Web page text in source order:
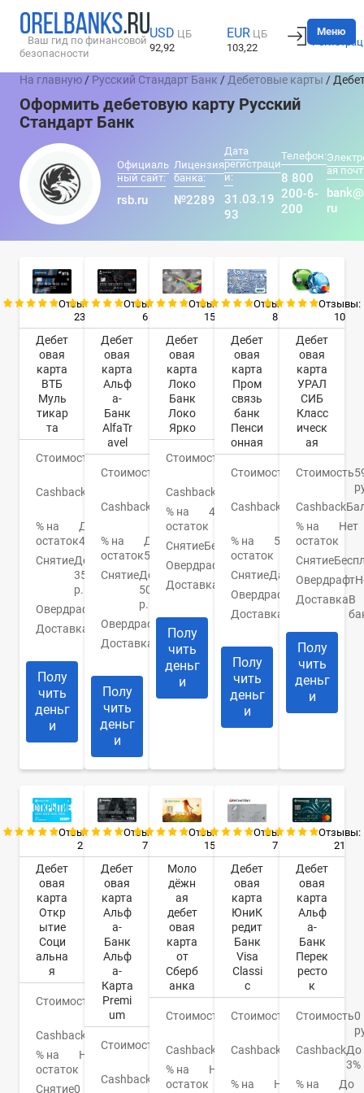
Ваш гид по финансовой
безопасности
USD ЦБ
92,92
EUR ЦБ
103,22
Вход
Меню
На главную / Русский Стандарт Банк / Дебетовые карты /
Оформить дебетовую карту Русский
Стандарт Банк
Официаль
ный сайт:
rsb.ru
Лицензия
банка:
№2289
Дата
регистраци
и:
31.03.19
93
Телефон:
8 800
200-6-
200
ая
ru
Отзывы:
23
Дебет
овая
карта
ВТБ
Муль
тикар
та
Стоимость0
руб.
Cashback
15%
% на
остаток
До
4,5%
СнятиеДо
350000
р.
Овердрафт
Доставка
Банк/
курьер
Полу
чить
деньг
и
Отзывы:
6
Дебет
овая
карта
Альф
а-
Банк
AlfaTr
avel
Стоимость
руб.
Cashback
До
% на
остаток
До
5%
СнятиеДо
50000
р.
Овердрафт
Доставка
дней
Полу
чить
деньг
и
Отзывы:
15
Дебет
овая
карта
Локо
Банк
Локо
Ярко
Стоимость0
руб.
Cashback
% на
остаток
4,5%
СнятиеБесплатно
Овердрафт
Доставка
дней
Полу
чить
деньг
и
Отзывы:
8
Дебет
овая
карта
Пром
связь
банк
Пенси
онная
Стоимость
Cashback
До
% на
остаток
5%
СнятиеДа
Овердрафт
Нет
Доставка
Полу
чить
деньг
и
Отзывы:
10
Дебет
овая
карта
УРАЛ
СИБ
Класс
ическ
ая
Стоимость
Cashback
% на
остаток
Нет
Снятие
Овердрафт
ДоставкаВ
Полу
чить
деньг
и
Отзывы:
2
Дебет
овая
карта
Откр
ытие
Соци
альна
я
Стоимость
руб.
Cashback
% на
остаток
Нет
Снятие0
Отзывы:
7
Дебет
овая
карта
Альф
а-
Банк
Альф
а-
Карта
Premi
um
Стоимость
Cashback
Отзывы:
15
Моло
дёжн
ая
дебет
овая
карта
от
Сберб
анка
Стоимость
150
Cashback
СПАСИБО
% на
остаток
Нет
Отзывы:
7
Дебет
овая
карта
ЮниК
редит
Банк
Visa
Classi
c
Стоимость
Cashback
% на
Нет
Отзывы:
21
Дебет
овая
карта
Альф
а-
Банк
Перек
ресто
к
Стоимость0
CashbackДо
3%
% на
До